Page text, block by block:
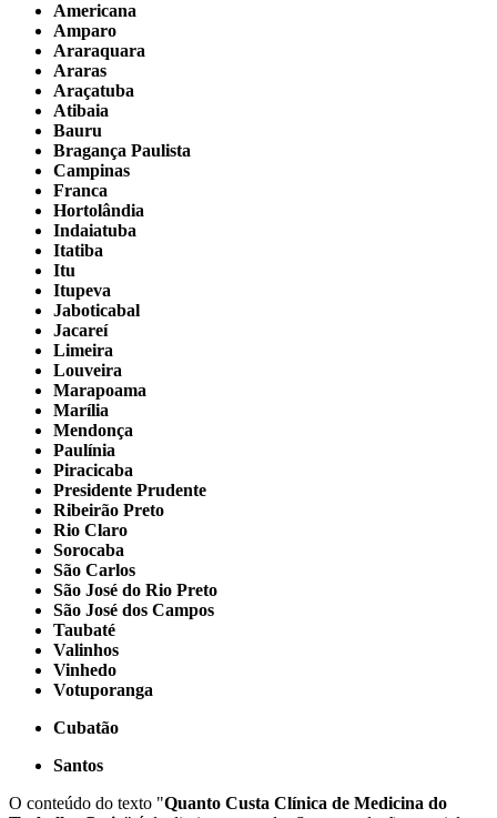
Americana
Amparo
Araraquara
Araras
Araçatuba
Atibaia
Bauru
Bragança Paulista
Campinas
Franca
Hortolândia
Indaiatuba
Itatiba
Itu
Itupeva
Jaboticabal
Jacareí
Limeira
Louveira
Marapoama
Marília
Mendonça
Paulínia
Piracicaba
Presidente Prudente
Ribeirão Preto
Rio Claro
Sorocaba
São Carlos
São José do Rio Preto
São José dos Campos
Taubaté
Valinhos
Vinhedo
Votuporanga
Cubatão
Santos
O conteúdo do texto "Quanto Custa Clínica de Medicina do